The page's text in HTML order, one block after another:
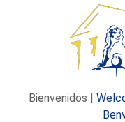
Bienvenidos |